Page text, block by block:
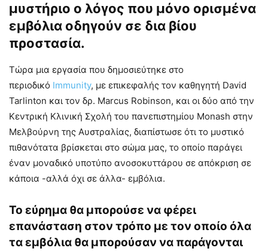
μυστήριο ο λόγος που μόνο ορισμένα
εμβόλια οδηγούν σε δια βίου
προστασία.
Τώρα μια εργασία που δημοσιεύτηκε στο
περιοδικό Immunity, με επικεφαλής τον καθηγητή David
Tarlinton και τον δρ. Marcus Robinson, και οι δύο από την
Κεντρική Κλινική Σχολή του πανεπιστημίου Monash στην
Μελβούρνη της Αυστραλίας, διαπίστωσε ότι το μυστικό
πιθανότατα βρίσκεται στο σώμα μας, το οποίο παράγει
έναν μοναδικό υποτύπο ανοσοκυττάρου σε απόκριση σε
κάποια -αλλά όχι σε άλλα- εμβόλια.
Το εύρημα θα μπορούσε να φέρει
επανάσταση στον τρόπο με τον οποίο όλα
τα εμβόλια θα μπορούσαν να παράγονται